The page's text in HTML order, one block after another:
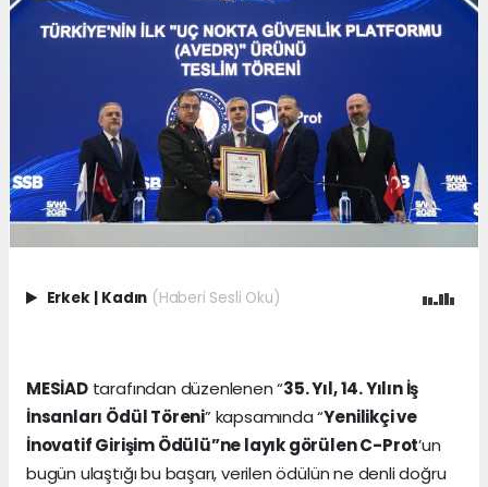
Erkek Kadın (Haberi Sesli Oku)
MESİADtarafından düzenlenen “35. Yıl, 14. Yılın İş
İnsanları Ödül Töreni” kapsamında “Yenilikçi ve
İnovatif Girişim Ödülü”ne layık görülen C-Prot’un
bugün ulaştığı bu başarı, verilen ödülün ne denli doğru